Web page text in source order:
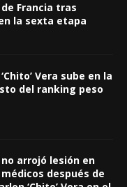
Francia tras
la sexta etapa
Vera sube en la
del ranking peso
no arrojó lesión en
después de